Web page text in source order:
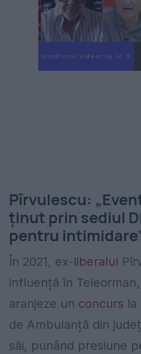
Următorul videoclip în 3
Pîrvulescu:
ținut prin sediul
pentru
În 2021, ex-liberalul
influență în
aranjeze un concurs la
de Ambulanță din
săi, punând presiune